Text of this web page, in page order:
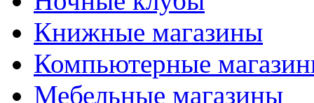
Книжные магазины
Компьютерные
Мебельные магазины